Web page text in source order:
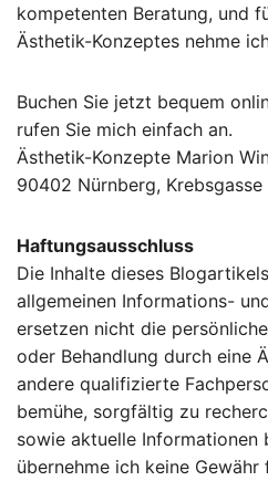
kompetenten Beratung, und
Ästhetik-Konzeptes nehme
Buchen Sie jetzt bequem
rufen Sie mich einfach an.
Ästhetik-Konzepte Marion
90402 Nürnberg,
Haftungsausschluss
Die Inhalte dieses
allgemeinen Informations-
ersetzen nicht die
oder Behandlung durch eine
andere qualifizierte
bemühe, sorgfältig zu
sowie aktuelle Informationen
übernehme ich keine